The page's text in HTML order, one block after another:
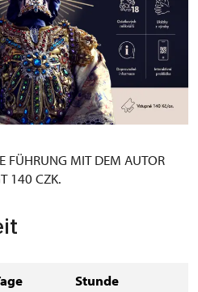
FÜHRUNG MIT DEM AUTOR
140 CZK.
Stunde